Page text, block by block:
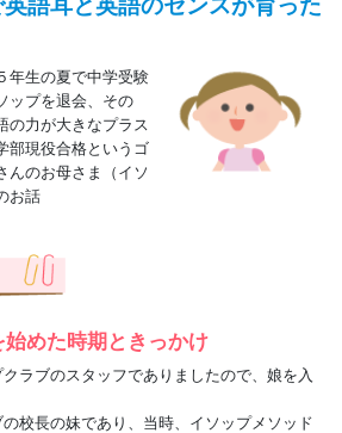
年生の夏で中学受験
ップを退会、その
の力が大きなプラス
部現役合格というゴ
んのお母さま（イソ
お話
めた時期ときっかけ
ラブのスタッフでありましたので、娘を入
校長の妹であり、当時、イソップメソッド